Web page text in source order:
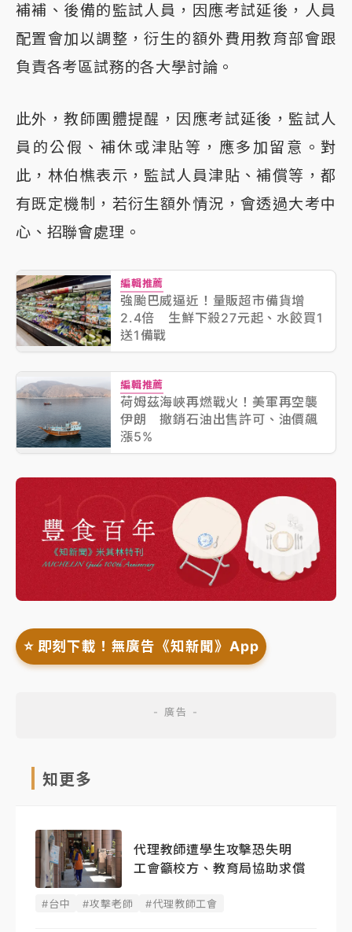
補補、後備的監試人員，因應考試延後，人員
配置會加以調整，衍生的額外費用教育部會跟
負責各考區試務的各大學討論。
此外，教師團體提醒，因應考試延後，監試人
員的公假、補休或津貼等，應多加留意。對
此，林伯樵表示，監試人員津貼、補償等，都
有既定機制，若衍生額外情況，會透過大考中
心、招聯會處理。
編輯推薦
強颱巴威逼近！量販超市備貨增
2.4倍 生鮮下殺27元起、水餃買1
送1備戰
編輯推薦
荷姆茲海峽再燃戰火！美軍再空襲
伊朗 撤銷石油出售許可、油價飆
漲5%
⭐️ 即刻下載！無廣告《知新聞》App
知更多
代理教師遭學生攻擊恐失明
工會籲校方、教育局協助求償
#台中 #攻擊老師 #代理教師工會